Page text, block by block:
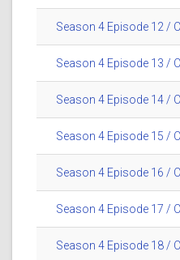
Season 4 Episode 12 /
Season 4 Episode 13 /
Season 4 Episode 14 /
Season 4 Episode 15 /
Season 4 Episode 16 /
Season 4 Episode 17 /
Season 4 Episode 18 /